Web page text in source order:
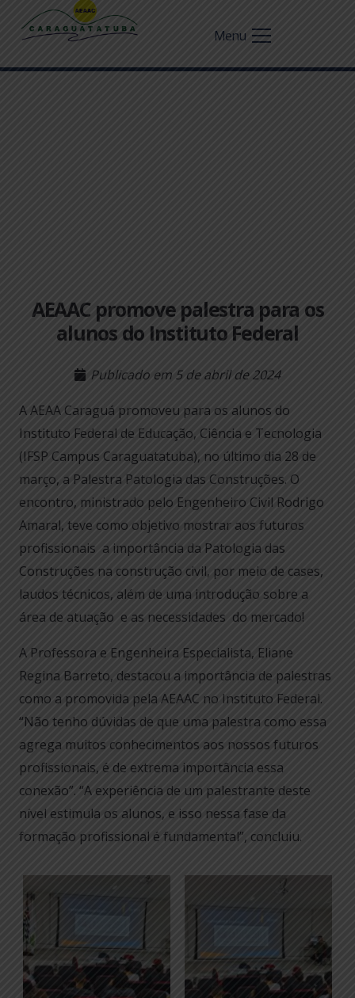
Menu
AEAAC promove palestra para os
alunos do Instituto Federal
Publicado em 5 de abril de 2024
A AEAA Caraguá promoveu para os alunos do
Instituto Federal de Educação, Ciência e Tecnologia
(IFSP Campus Caraguatatuba), no último dia 28 de
março, a Palestra Patologia das Construções. O
encontro, ministrado pelo Engenheiro Civil Rodrigo
Amaral, teve como objetivo mostrar aos futuros
profissionais a importância da Patologia das
Construções na construção civil, por meio de cases,
laudos técnicos, além de uma introdução sobre a
área de atuação e as necessidades do mercado!
A Professora e Engenheira Especialista, Eliane
Regina Barreto, destacou a importância de palestras
como a promovida pela AEAAC no Instituto Federal.
“Não tenho dúvidas de que uma palestra como essa
agrega muitos conhecimentos aos nossos futuros
profissionais, é de extrema importância essa
conexão”. “A experiência de um palestrante deste
nível estimula os alunos, e isso nessa fase da
formação profissional é fundamental”, concluiu.